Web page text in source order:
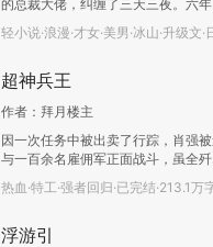
的总裁大佬，纠缠了三天三夜。六年
后，一只萌宝主动找上门：爹地，我
你儿子！墨总：我单身，没女人，
值高，身材好，值得你拥有！墨总：
味，天天缠着老婆生娃：儿子太孤单
了，我觉得应该再生三个。贺暖暖吓
坏，连夜收拾行李逃走。
超神兵王
作者： 拜月楼主
因一次任务中被出卖了行踪，肖强被
与一百余名雇佣军正面战斗，虽全歼
军，扬我国威，但身体也因此出了问
题，不得不暂时离开‘龙隐’大队。 半年
海。红尘都市，美女如云，国内国外
热血·特工·强者回归·已完结·213.1万
浮游引